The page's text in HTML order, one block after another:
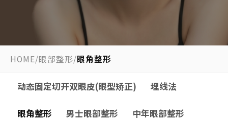
HOME/眼部整形/眼角整形
动态固定切开双眼皮(眼型矫正) 埋线法
眼角整形 男士眼部整形 中年眼部整形